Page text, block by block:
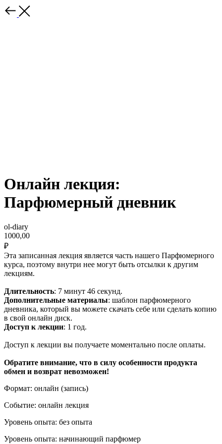
Онлайн лекция:
Парфюмерный дневник
ol-diary
1000,00
₽
Эта записанная лекция является часть нашего Парфюмерного
курса, поэтому внутри нее могут быть отсылки к другим
лекциям.
Длительность: 7 минут 46 секунд.
Дополнительные материалы: шаблон парфюмерного
дневника, который вы можете скачать себе или сделать копию
в свой онлайн диск.
Доступ к лекции: 1 год.
Доступ к лекции вы получаете моментально после оплаты.
Обратите внимание, что в силу особенности продукта
обмен и возврат невозможен!
Формат: онлайн (запись)
Событие: онлайн лекция
Уровень опыта: без опыта
Уровень опыта: начинающий парфюмер